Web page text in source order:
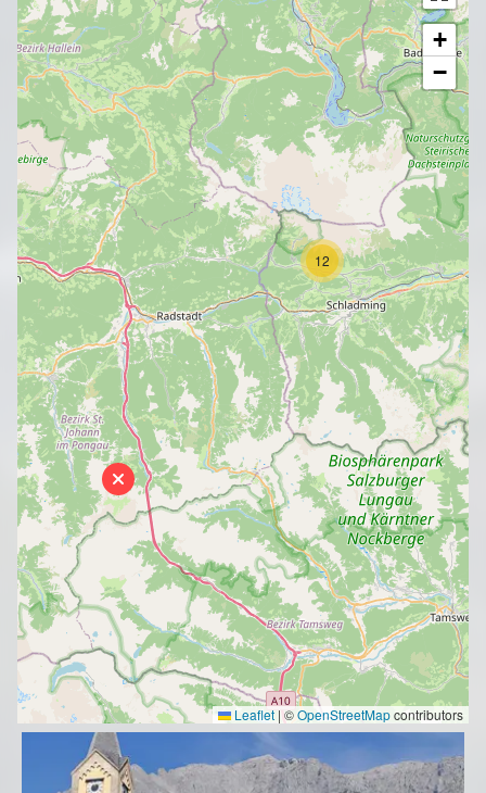
12
+
−
Leaflet |©OpenStreetMapcontributors